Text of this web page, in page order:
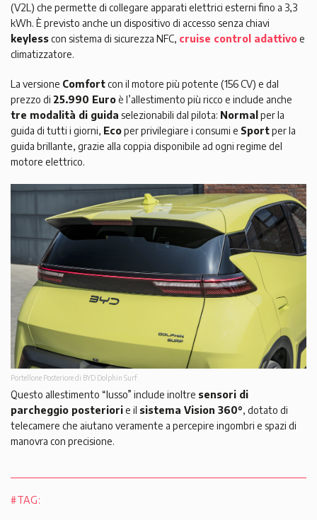
(V2L) che permette di collegare apparati elettrici esterni fino a 3,3
kWh. È previsto anche un dispositivo di accesso senza chiavi
keylesscon sistema di sicurezza NFC, cruise control adattivoe
climatizzatore.
La versione Comfortcon il motore più potente (156 CV) e dal
prezzo di 25.990 Euroè l’allestimento più ricco e include anche
tre modalità di guida selezionabili dal pilota: Normal per la
guida di tutti i giorni, Ecoper privilegiare i consumi e Sportper la
guida brillante, grazie alla coppia disponibile ad ogni regime del
motore elettrico.
Portellone Posteriore di BYD Dolphin Surf
Questo allestimento “lusso” include inoltre sensori di
parcheggio posteriorie il sistema Vision 360°, dotato di
telecamere che aiutano veramente a percepire ingombri e spazi di
manovra con precisione.
#TAG: